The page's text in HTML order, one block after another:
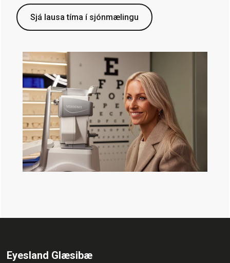
Sjá lausa tíma í sjónmælingu
Eyesland Glæsibæ